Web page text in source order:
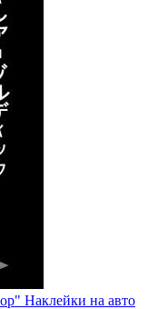
Наклейки на авто